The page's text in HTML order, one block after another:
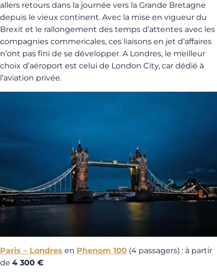
allers retours dans la journée vers la Grande Bretagne
depuis le vieux continent. Avec la mise en vigueur du
Brexit et le rallongement des temps d’attentes avec les
compagnies commericales, ces liaisons en jet d’affaires
n’ont pas fini de se développer. A Londres, le meilleur
choix d’aéroport est celui de London City, car dédié à
l’aviation privée.
Paris – Londres en Phenom 100 (4 passagers) : à partir
de 4 300 €